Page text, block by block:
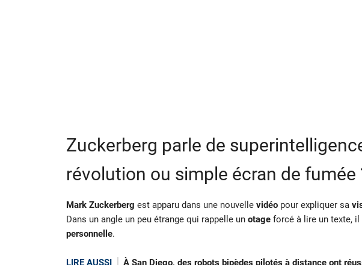
Zuckerberg parle de
révolution ou simple écran de fumée
Mark Zuckerberg est apparu dans une nouvelle vidéopour expliquer sa
Dans un angle un peu étrange qui rappelle un otageforcé à lire un texte, il
personnelle.
LIRE AUSSI À San Diego, des robots bipèdes pilotés à distance ont